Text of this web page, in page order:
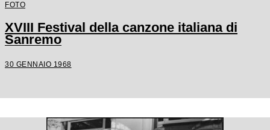
FOTO
XVIII Festival della canzone italiana di
Sanremo
30 GENNAIO 1968